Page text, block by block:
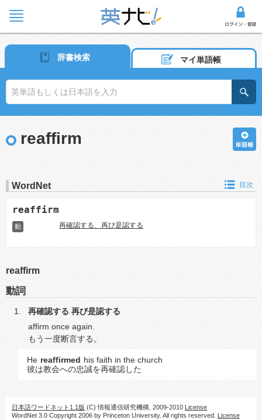
辞書検索 マイ単語帳
reaffirm
WordNet 目次
reaffirm
動 再確認する、再び是認する
reaffirm
動詞
再確認する 再び是認する
affirm once again.
もう一度断言する。
He reaffirmed his faith in the church
彼は教会への忠誠を再確認した
日本語ワードネット1.1版 (C) 情報通信研究機構, 2009-2010 License
WordNet 3.0 Copyright 2006 by Princeton University. All rights reserved. License